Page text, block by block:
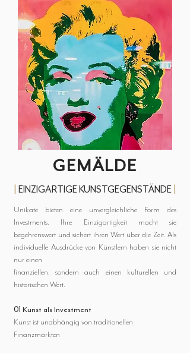
GEMÄLDE
EINZIGARTIGE KUNSTGEGENSTÄNDE
Unikate bieten eine unvergleichliche Form des
Investments. Ihre Einzigartigkeit macht sie
begehrenswert und sichert ihren Wert über die Zeit. Als
individuelle Ausdrücke von Künstlern haben sie nicht
nur einen
finanziellen, sondern auch einen kulturellen und
historischen Wert.
01 Kunst als Investment
Kunst ist unabhängig von traditionellen
Finanzmärkten